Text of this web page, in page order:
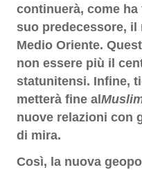
continuerà, come ha
suo predecessore, il
Medio Oriente.
non essere più il
statunitensi. Infine,
metterà fine al
nuove relazioni con
di mira.
Così, la nuova